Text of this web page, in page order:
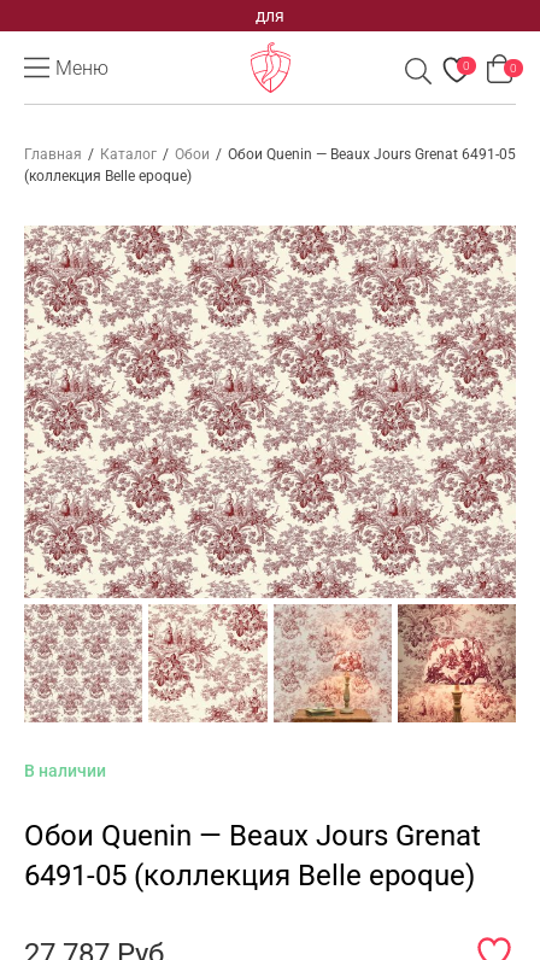
для
Меню 0 0
Главная / Каталог / Обои / Обои Quenin — Beaux Jours Grenat 6491-05
(коллекция Belle epoque)
В наличии
Обои Quenin — Beaux Jours Grenat
6491-05 (коллекция Belle epoque)